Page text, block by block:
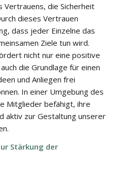
die Sicherheit
dieses Vertrauen
dass jeder Einzelne das
Ziele tun wird.
nicht nur eine positive
die Grundlage für einen
und Anliegen frei
In einer Umgebung des
Mitglieder befähigt, ihre
aktiv zur Gestaltung unserer
Stärkung der